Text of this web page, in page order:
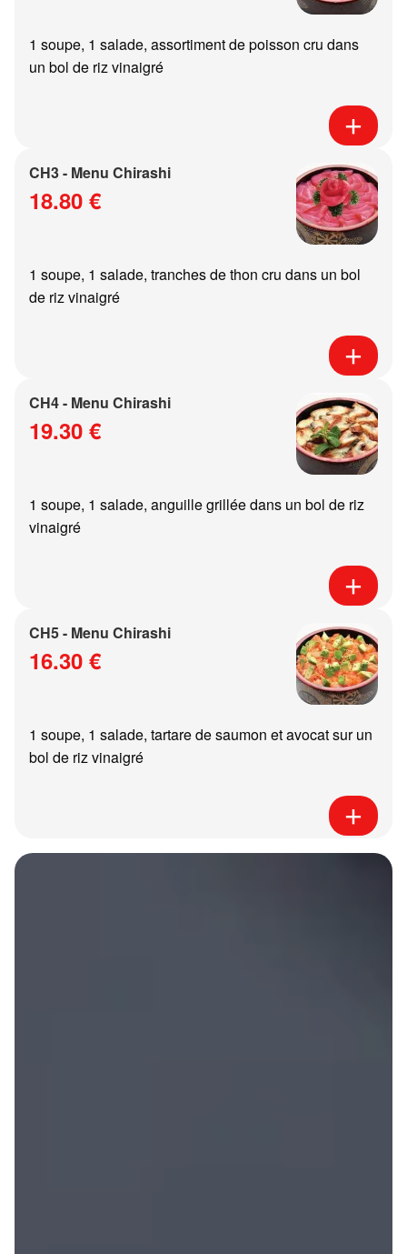
1 soupe, 1 salade, assortiment de poisson cru dans
un bol de riz vinaigré
CH3 - Menu Chirashi
18.80 €
1 soupe, 1 salade, tranches de thon cru dans un bol
de riz vinaigré
CH4 - Menu Chirashi
19.30 €
1 soupe, 1 salade, anguille grillée dans un bol de riz
vinaigré
CH5 - Menu Chirashi
16.30 €
1 soupe, 1 salade, tartare de saumon et avocat sur un
bol de riz vinaigré